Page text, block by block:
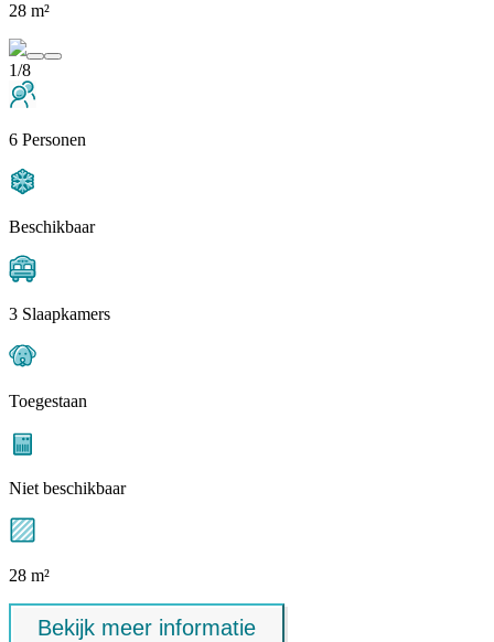
28 m²
1/8
6 Personen
Beschikbaar
3 Slaapkamers
Toegestaan
Niet beschikbaar
28 m²
Bekijk meer informatie